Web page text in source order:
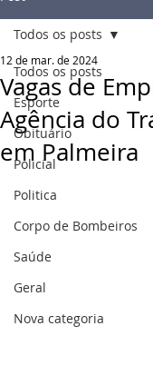
Todos os posts
Esporte
Obituário
Policial
Politica
Corpo de Bombeiros
Saúde
Geral
Nova categoria
Todos os posts
Vagas de
Agência do
em Palmeira
12 de mar. de 2024